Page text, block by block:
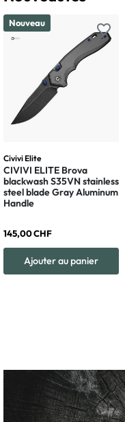
favorite_border
Nouveau
Civivi Elite
CIVIVI ELITE Brova
blackwash S35VN stainless
steel blade Gray Aluminum
Handle
145,00 CHF
Ajouter au panier